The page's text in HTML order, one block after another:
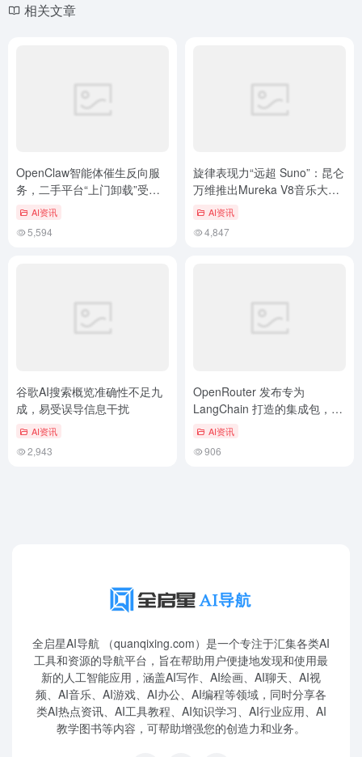
相关文章
OpenClaw智能体催生反向服
务，二手平台“上门卸载”受热
捧 AI资讯
5,594
旋律表现力“远超 Suno”：昆仑
万维推出Mureka V8音乐大模
型 AI资讯
4,847
谷歌AI搜索概览准确性不足九
成，易受误导信息干扰
AI资讯
2,943
OpenRouter 发布专为
LangChain 打造的集成包，一
行代码切换 400 种模型，支持
故障自动绕过
AI资讯
906
全启星AI导航 （quanqixing.com）是一个专注于汇集各类AI
工具和资源的导航平台，旨在帮助用户便捷地发现和使用最
新的人工智能应用，涵盖AI写作、AI绘画、AI聊天、AI视
频、AI音乐、AI游戏、AI办公、AI编程等领域，同时分享各
类AI热点资讯、AI工具教程、AI知识学习、AI行业应用、AI
教学图书等内容，可帮助增强您的创造力和业务。